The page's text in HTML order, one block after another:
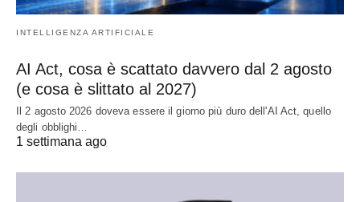
INTELLIGENZA ARTIFICIALE
AI Act, cosa è scattato davvero dal 2 agosto
(e cosa è slittato al 2027)
Il 2 agosto 2026 doveva essere il giorno più duro dell'AI Act, quello
degli obblighi…
1 settimana ago